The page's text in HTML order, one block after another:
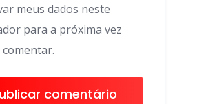
meus dados neste
para a próxima vez